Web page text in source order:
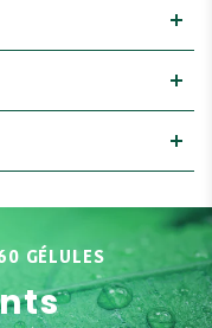
GÉLULES